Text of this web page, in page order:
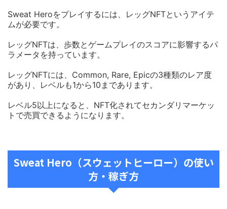
Sweat Heroをプレイするには、レッグNFTというアイテ
ムが必要です。
レッグNFTは、歩数とゲームプレイのスコアに影響するパ
ラメータを持っています。
レッグNFTには、Common, Rare, Epicの3種類のレア度
があり、レベルも1から10まであります。
レベル5以上になると、NFT化されてセカンダリマーケッ
トで売買できるようになります。
Sweat Hero（スウェットヒーロー） の使い
方・稼ぎ方